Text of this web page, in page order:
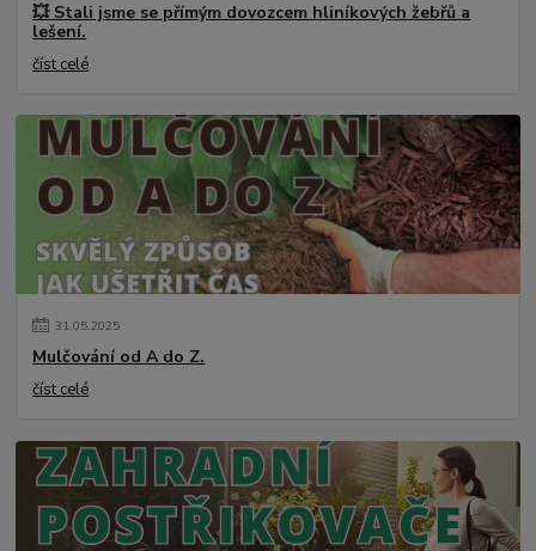
💥 Stali jsme se přímým dovozcem hliníkových žebřů a
lešení.
číst celé
31.05.2025
Mulčování od A do Z.
číst celé